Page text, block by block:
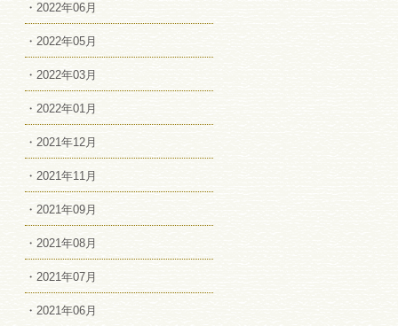
・2022年06月
・2022年05月
・2022年03月
・2022年01月
・2021年12月
・2021年11月
・2021年09月
・2021年08月
・2021年07月
・2021年06月